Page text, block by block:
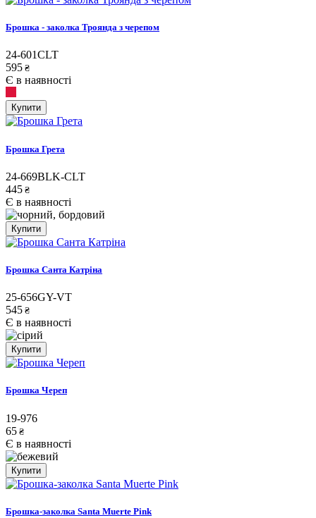
Брошка - заколка Троянда з черепом
24-601CLT
595 ₴
Є в наявності
Купити
Брошка Грета
24-669BLK-CLT
445 ₴
Є в наявності
Купити
Брошка Санта Катріна
25-656GY-VT
545 ₴
Є в наявності
Купити
Брошка Череп
19-976
65 ₴
Є в наявності
Купити
Брошка-заколка Santa Muerte Pink